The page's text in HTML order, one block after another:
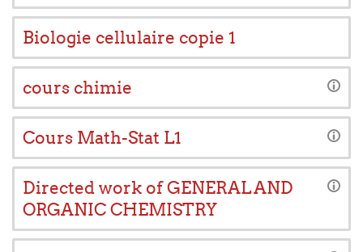
Biologie cellulaire copie 1
cours chimie
Cours Math-Stat L1
Directed work of GENERAL AND
ORGANIC CHEMISTRY